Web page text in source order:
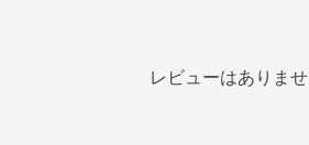
レビューはありませ